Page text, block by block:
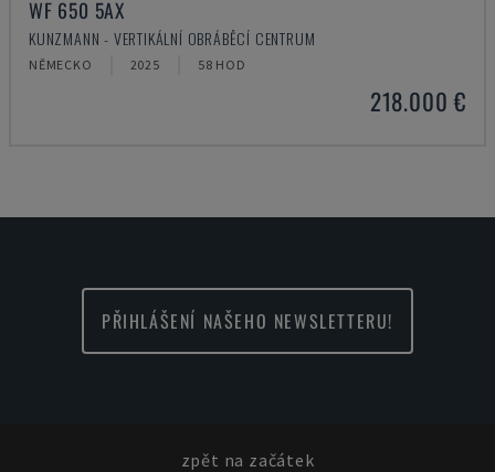
WF 650 5AX
KUNZMANN - VERTIKÁLNÍ OBRÁBĚCÍ CENTRUM
NĚMECKO 2025 58 HOD
218.000 €
PŘIHLÁŠENÍ NAŠEHO NEWSLETTERU!
zpět na začátek